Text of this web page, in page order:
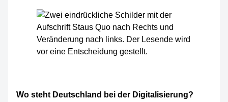
Wo steht Deutschland bei der Digitalisierung?